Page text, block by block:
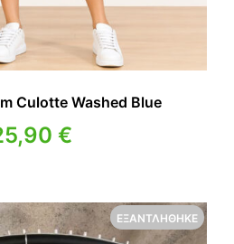
Culotte Washed Blue
€
ΕΞΑΝΤΛΉΘΗΚΕ